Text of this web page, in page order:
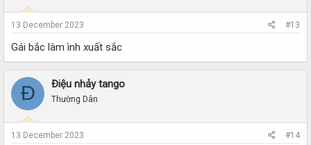
13 December 2023 #13
Gái bắc làm ình xuất sắc
Đ Điệu nhảy tango
Thường Dân
13 December 2023 #14